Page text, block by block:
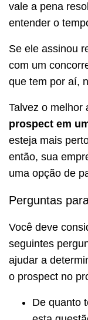
vale a pena
entender o
Se ele assinou
com um
que tem por aí,
Talvez o melhor
prospect em
esteja mais
então, sua
uma opção de
Perguntas
Você deve
seguintes
ajudar a
o prospect no
De quanto